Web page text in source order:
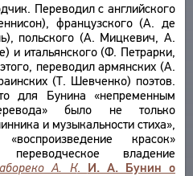
Переводил с английского
французского (А. де
польского (А. Мицкевич, А.
и итальянского (Ф. Петрарки,
переводил армянских (А.
(Т. Шевченко) поэтов.
для Бунина «непременным
было не только
и музыкальности стиха»,
красок»
переводческое владение
А. К. И. А. Бунин о